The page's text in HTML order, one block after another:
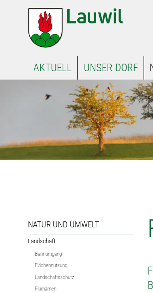
AKTUELL UNSER DORF
NATUR UND UMWELT
Landschaft
Bannumgang
Flächennutzung
Landschaftsschutz
Flurnamen